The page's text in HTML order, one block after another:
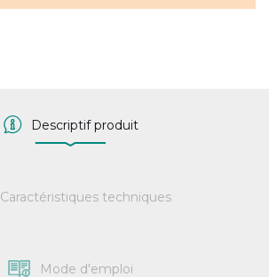
Descriptif produit
Caractéristiques techniques
Mode d'emploi